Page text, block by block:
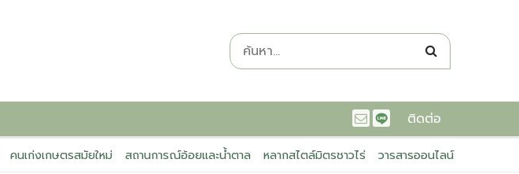
ติดต่อ
คนเก่งเกษตรสมัยใหม่ สถานการณ์อ้อยและน้ำตาล หลากสไตล์มิตรชาวไร่ วารสารออนไลน์